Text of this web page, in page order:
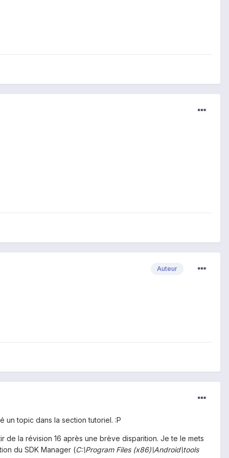
Auteur
topic dans la section tutoriel. :P
la révision 16 après une brève disparition. Je te le mets
du SDK Manager (C:\Program Files (x86)\Android\tools